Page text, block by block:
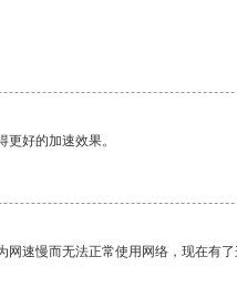
好的加速效果。
速慢而无法正常使用网络，现在有了